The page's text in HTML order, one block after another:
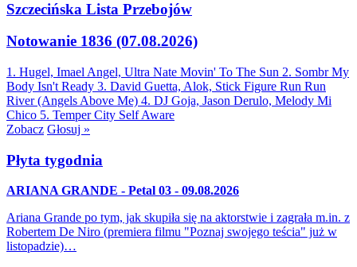
Szczecińska Lista Przebojów
Notowanie 1836 (07.08.2026)
1. Hugel, Imael Angel, Ultra Nate Movin' To The Sun 2. Sombr My
Body Isn't Ready 3. David Guetta, Alok, Stick Figure Run Run
River (Angels Above Me) 4. DJ Goja, Jason Derulo, Melody Mi
Chico 5. Temper City Self Aware
Zobacz Głosuj »
Płyta tygodnia
ARIANA GRANDE - Petal 03 - 09.08.2026
Ariana Grande po tym, jak skupiła się na aktorstwie i zagrała m.in. z
Robertem De Niro (premiera filmu "Poznaj swojego teścia" już w
listopadzie)…